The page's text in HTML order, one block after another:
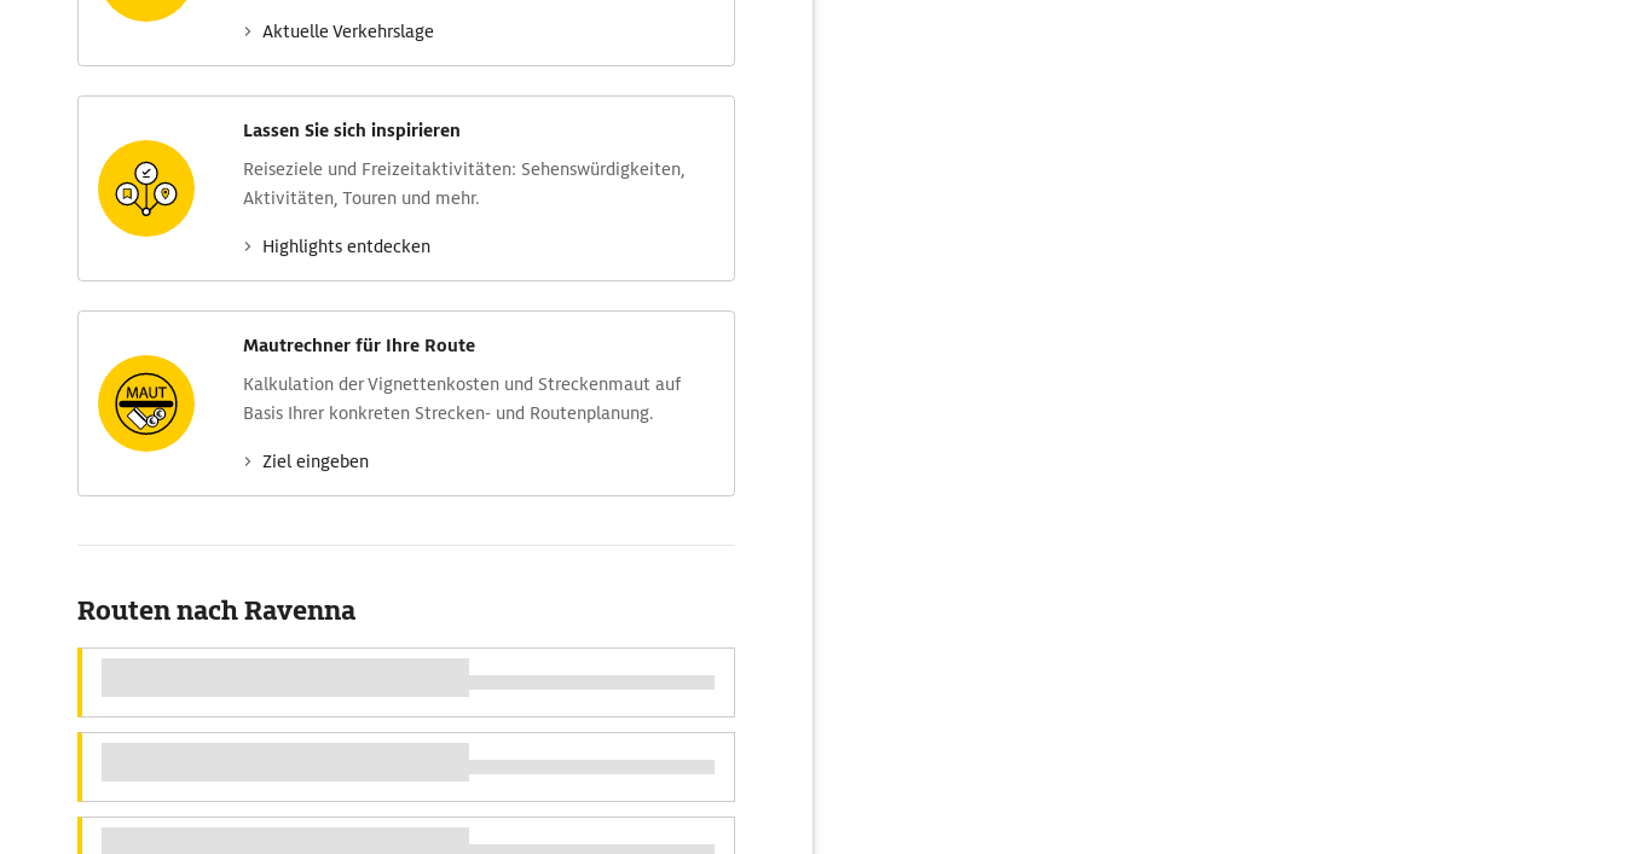
Aktuelle Verkehrs­lage
Lassen Sie sich inspirieren
Reise­ziele und Freizeit­aktivitäten: Sehens­würdig­keiten,
Aktivitäten, Touren und mehr.
Highlights entdecken
Mautrechner für Ihre Route
Kalkulation der Vignettenkosten und Streckenmaut auf
Basis Ihrer konkreten Strecken- und Routenplanung.
Ziel eingeben
Routen nach Ravenna